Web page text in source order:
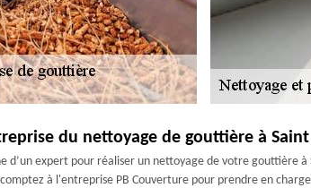
du nettoyage de gouttière à Saint
d’un expert pour réaliser un nettoyage de votre gouttière à
à l'entreprise PB Couverture pour prendre en